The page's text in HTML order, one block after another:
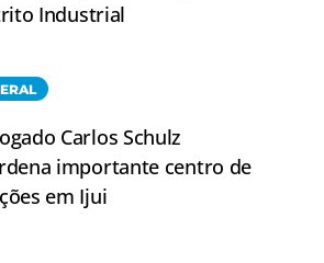
Industrial
Carlos Schulz
importante centro de
em Ijui